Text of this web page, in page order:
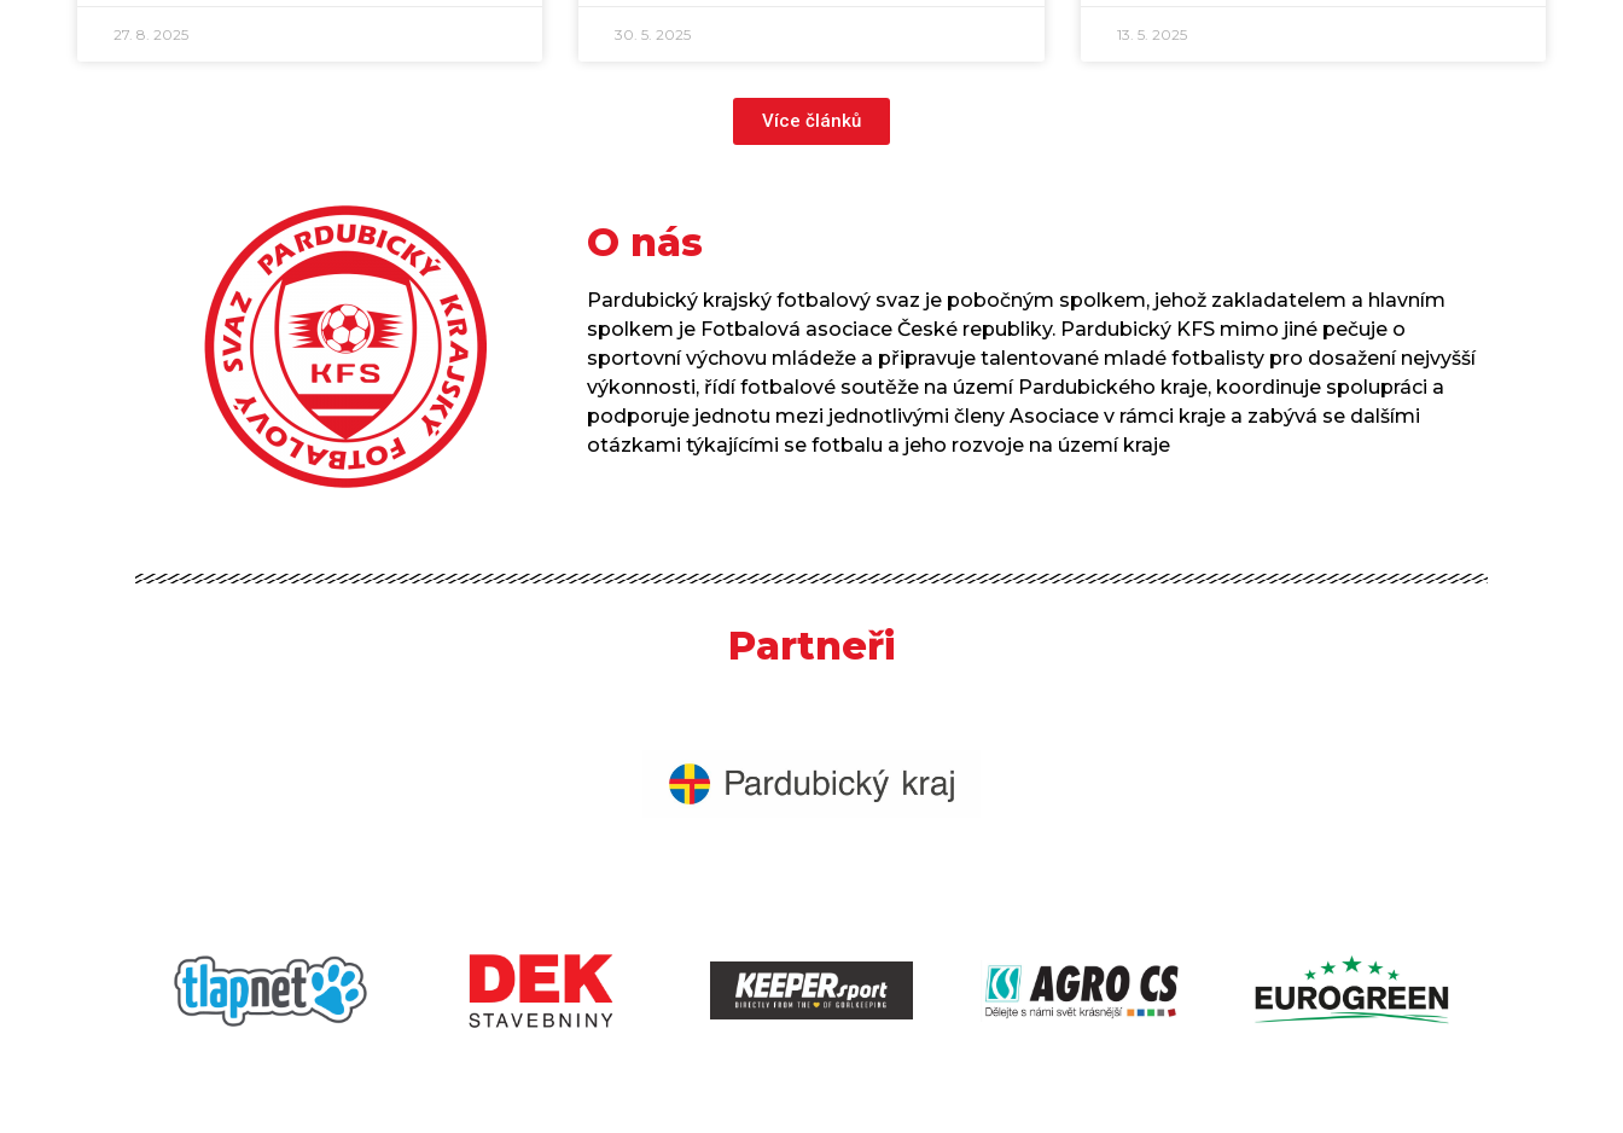
27. 8. 2025 30. 5. 2025 13. 5. 2025
Více článků
O nás
Pardubický krajský fotbalový svaz je pobočným spolkem, jehož zakladatelem a hlavním
spolkem je Fotbalová asociace České republiky. Pardubický KFS mimo jiné pečuje o
sportovní výchovu mládeže a připravuje talentované mladé fotbalisty pro dosažení nejvyšší
výkonnosti, řídí fotbalové soutěže na území Pardubického kraje, koordinuje spolupráci a
podporuje jednotu mezi jednotlivými členy Asociace v rámci kraje a zabývá se dalšími
otázkami týkajícími se fotbalu a jeho rozvoje na území kraje
Partneři